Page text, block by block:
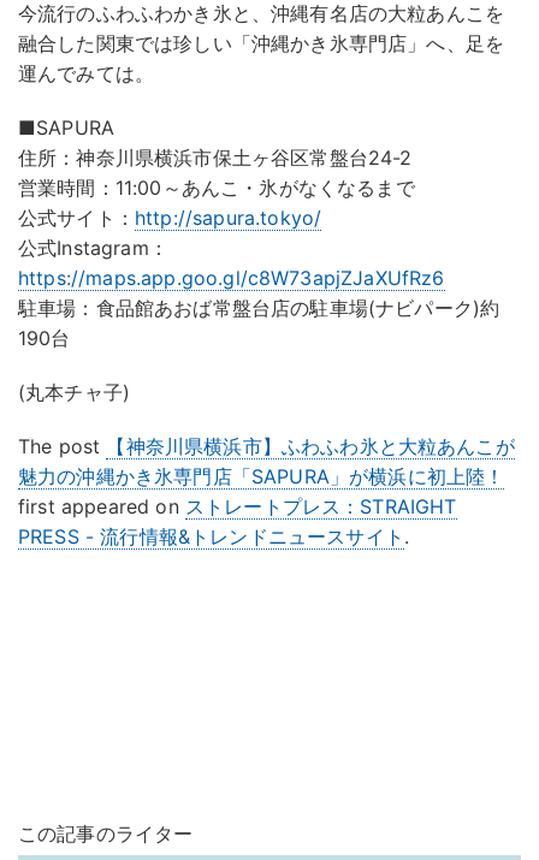
今流行のふわふわかき氷と、沖縄有名店の大粒あんこを
融合した関東では珍しい「沖縄かき氷専門店」へ、足を
運んでみては。
■SAPURA
住所：神奈川県横浜市保土ヶ谷区常盤台24-2
営業時間：11:00～あんこ・氷がなくなるまで
公式サイト： http://sapura.tokyo/
公式Instagram：
https://maps.app.goo.gl/c8W73apjZJaXUfRz6
駐車場：食品館あおば常盤台店の駐車場(ナビパーク)約
190台
(丸本チャ子)
The post
【神奈川県横浜市】ふわふわ氷と大粒あんこが
魅力の沖縄かき氷専門店「SAPURA」が横浜に初上陸！
first appeared on ストレートプレス：STRAIGHT
PRESS - 流行情報&トレンドニュースサイト .
この記事のライター